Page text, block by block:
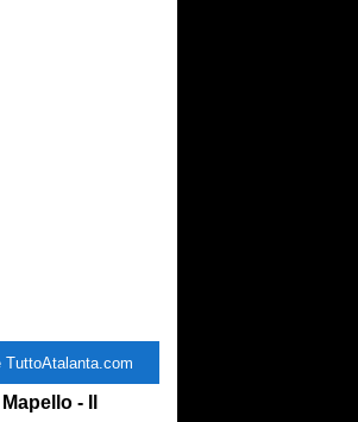
TuttoAtalanta.com
Mapello - Il